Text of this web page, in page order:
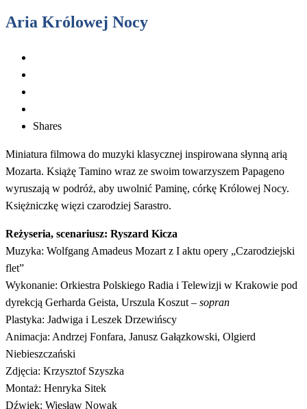
Aria Królowej Nocy
Shares
Miniatura filmowa do muzyki klasycznej inspirowana słynną arią
Mozarta. Książę Tamino wraz ze swoim towarzyszem Papageno
wyruszają w podróż, aby uwolnić Paminę, córkę Królowej Nocy.
Księżniczkę więzi czarodziej Sarastro.
Reżyseria, scenariusz: Ryszard Kicza
Muzyka: Wolfgang Amadeus Mozart z I aktu opery „Czarodziejski
flet”
Wykonanie: Orkiestra Polskiego Radia i Telewizji w Krakowie pod
dyrekcją Gerharda Geista, Urszula Koszut – sopran
Plastyka: Jadwiga i Leszek Drzewińscy
Animacja: Andrzej Fonfara, Janusz Gałązkowski, Olgierd
Niebieszczański
Zdjęcia: Krzysztof Szyszka
Montaż: Henryka Sitek
Dźwięk: Wiesław Nowak